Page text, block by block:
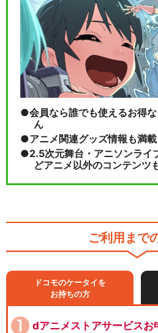
会員なら誰でも使えるお得
ん
アニメ関連グッズ情報も満載
2.5次元舞台・アニソンライ
どアニメ以外のコンテンツ
ご利用まで
ドコモのケータイを
お持ちの方
dアニメストアサービスお